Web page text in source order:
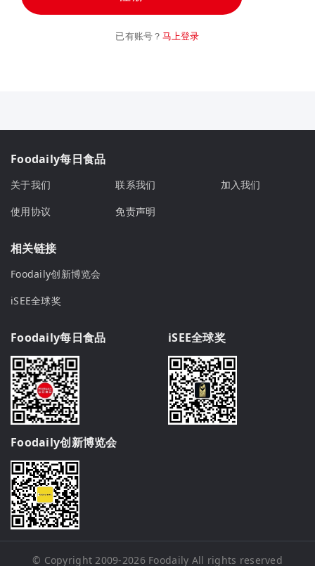
已有账号？ 马上登录
Foodaily每日食品
关于我们 联系我们
加入我们
使用协议
免责声明
相关链接
Foodaily创新博览会
iSEE全球奖
Foodaily每日食品 iSEE全球奖
Foodaily创新博览会
© Copyright 2009-2026 Foodaily All rights reserved